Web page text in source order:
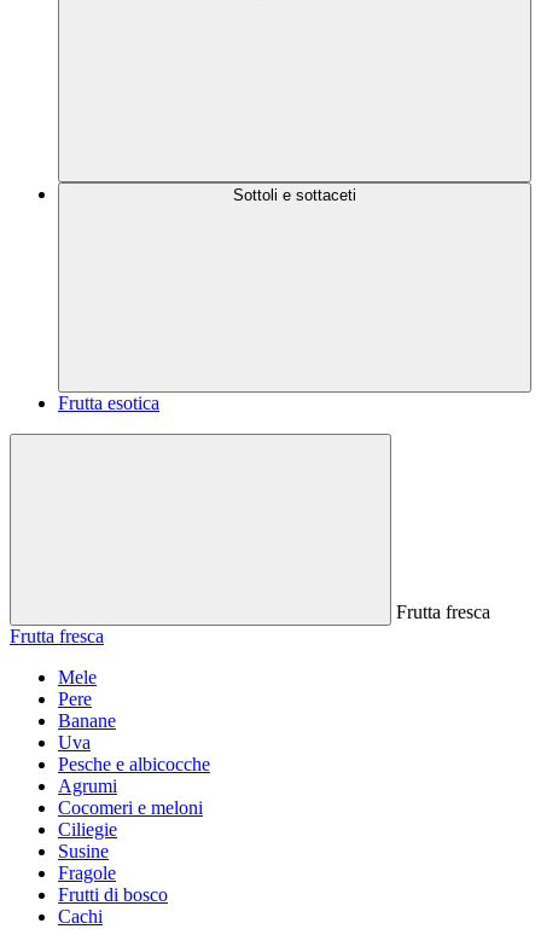
Sottoli e sottaceti
Frutta esotica
Frutta fresca
Frutta fresca
Mele
Pere
Banane
Uva
Pesche e albicocche
Agrumi
Cocomeri e meloni
Ciliegie
Susine
Fragole
Frutti di bosco
Cachi